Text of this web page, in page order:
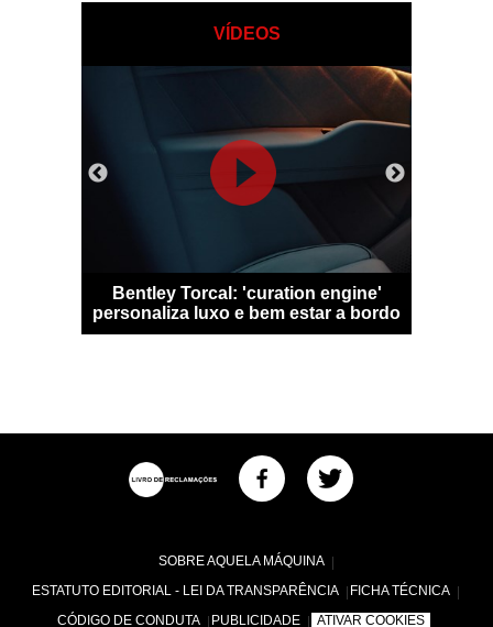
VÍDEOS
Bentley Torcal: 'curation engine'
personaliza luxo e bem estar a bordo
SOBRE AQUELA MÁQUINA
ESTATUTO EDITORIAL - LEI DA TRANSPARÊNCIA
FICHA TÉCNICA
CÓDIGO DE CONDUTA
PUBLICIDADE ATIVAR COOKIES